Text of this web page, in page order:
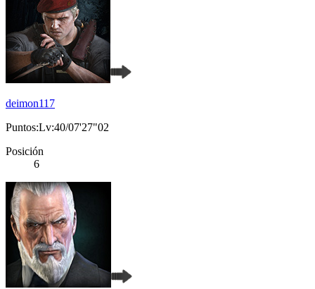
deimon117
Puntos:Lv:40/07'27"02
Posición
6